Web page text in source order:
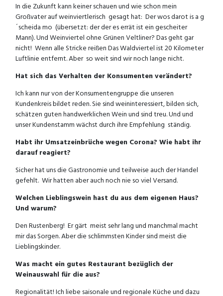
In die Zukunft kann keiner schauen und wie schon mein
Großvater auf weinviertlerisch gesagt hat: Der wos darot is a g
´scheida mo (übersetzt: der der es errät ist ein gescheiter
Mann). Und Weinviertel ohne Grünen Veltliner? Das geht gar
nicht! Wenn alle Stricke reißen Das Waldviertel ist 20 Kilometer
Luftlinie entfernt. Aber so weit sind wir noch lange nicht.
Hat sich das Verhalten der Konsumenten verändert?
Ich kann nur von der Konsumentengruppe die unseren
Kundenkreis bildet reden. Sie sind weininteressiert, bilden sich,
schätzen guten handwerklichen Wein und sind treu. Und und
unser Kundenstamm wächst durch ihre Empfehlung ständig.
Habt ihr Umsatzeinbrüche wegen Corona? Wie habt ihr
darauf reagiert?
Sicher hat uns die Gastronomie und teilweise auch der Handel
gefehlt. Wir hatten aber auch noch nie so viel Versand.
Welchen Lieblingswein hast du aus dem eigenen Haus?
Und warum?
Den Rustenberg! Er gärt meist sehr lang und manchmal macht
mir das Sorgen. Aber die schlimmsten Kinder sind meist die
Lieblingskinder.
Was macht ein gutes Restaurant bezüglich der
Weinauswahl für die aus?
Regionalität! Ich liebe saisonale und regionale Küche und dazu